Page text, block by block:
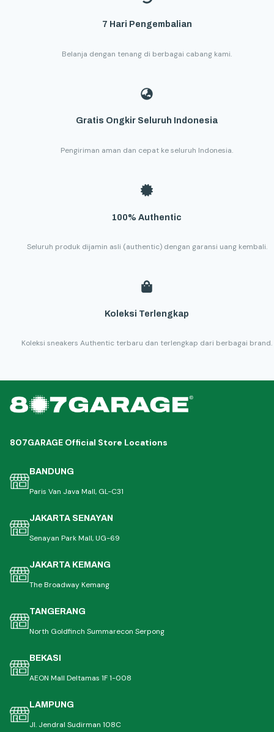
7 Hari Pengembalian
Belanja dengan tenang di berbagai cabang kami.
Gratis Ongkir Seluruh Indonesia
Pengiriman aman dan cepat ke seluruh Indonesia.
100% Authentic
Seluruh produk dijamin asli (authentic) dengan garansi uang kembali.
Koleksi Terlengkap
Koleksi sneakers Authentic terbaru dan terlengkap dari berbagai brand.
807GARAGE Official Store Locations
BANDUNG
Paris Van Java Mall, GL-C31
JAKARTA SENAYAN
Senayan Park Mall, UG-69
JAKARTA KEMANG
The Broadway Kemang
TANGERANG
North Goldfinch Summarecon Serpong
BEKASI
AEON Mall Deltamas 1F 1-008
LAMPUNG
Jl. Jendral Sudirman 108C